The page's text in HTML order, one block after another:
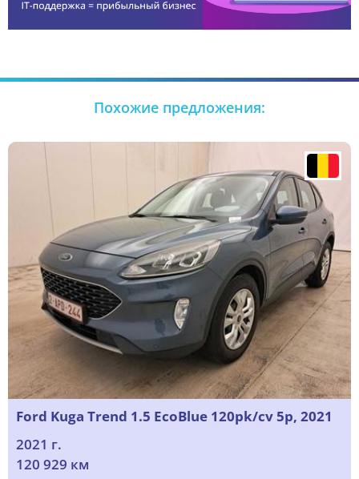
Похожие предложения:
Ford Kuga Trend 1.5 EcoBlue 120pk/cv 5p, 2021
2021 г.
120 929 км